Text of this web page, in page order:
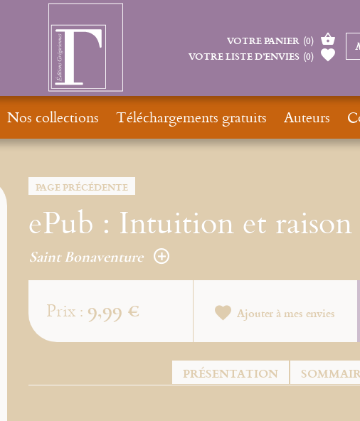
PAGE PRÉCÉDENTE
ePub : Intuition et raison
Saint Bonaventure
Prix : 9,99 € Ajouter à mes envies
PRÉSENTATION
VOTRE PANIER (0)
VOTRE LISTE D’ENVIES (0)
Nos collections Téléchargements gratuits Auteurs